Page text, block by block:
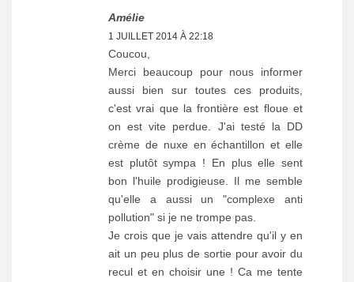
Amélie
1 JUILLET 2014 À 22:18
Coucou,
Merci beaucoup pour nous informer
aussi bien sur toutes ces produits,
c'est vrai que la frontière est floue et
on est vite perdue. J'ai testé la DD
crème de nuxe en échantillon et elle
est plutôt sympa ! En plus elle sent
bon l'huile prodigieuse. Il me semble
qu'elle a aussi un "complexe anti
pollution" si je ne trompe pas.
Je crois que je vais attendre qu'il y en
ait un peu plus de sortie pour avoir du
recul et en choisir une ! Ca me tente